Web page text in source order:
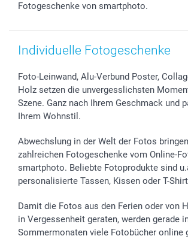
smartbonus
Fotogeschenke von smartphoto.
Individuelle Fotogeschenke
Foto-Leinwand, Alu-Verbund Poster,
Holz setzen die unvergesslichsten
Szene. Ganz nach Ihrem Geschmack und
Ihrem Wohnstil.
Abwechslung in der Welt der Fotos
zahlreichen Fotogeschenke vom Online-
smartphoto. Beliebte Fotoprodukte sind
personalisierte Tassen, Kissen oder T-
Damit die Fotos aus den Ferien oder von
in Vergessenheit geraten, werden gerade
Sommermonaten viele Fotobücher online